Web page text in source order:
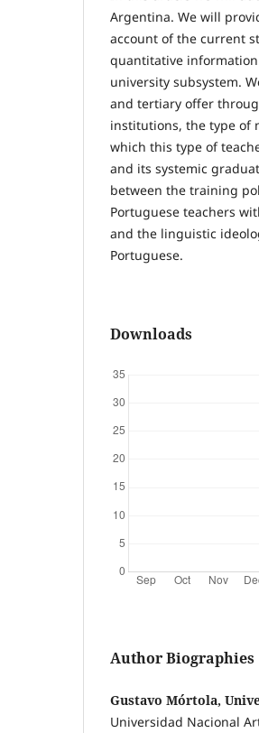
Argentina. We will
account of the current
quantitative
university subsystem.
and tertiary offer
institutions, the type of
which this type of
and its systemic
between the training
Portuguese teachers
and the linguistic
Portuguese.
Downloads
Author Biographies
Gustavo Mórtola,
Universidad Nacional